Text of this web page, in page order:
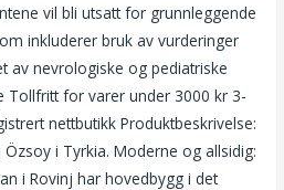
vil bli utsatt for grunnleggende
inkluderer bruk av vurderinger
av nevrologiske og pediatriske
Tollfritt for varer under 3000 kr 3-
nettbutikk Produktbeskrivelse:
i Tyrkia. Moderne og allsidig:
i Rovinj har hovedbygg i det